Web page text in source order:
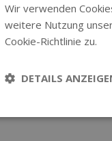
Wir verwenden
weitere Nutzung
Cookie-Richtlinie zu.
DETAILS